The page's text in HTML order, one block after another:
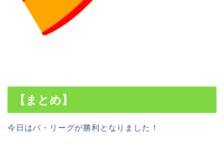
【まとめ】
今日はパ・リーグが勝利となりました！